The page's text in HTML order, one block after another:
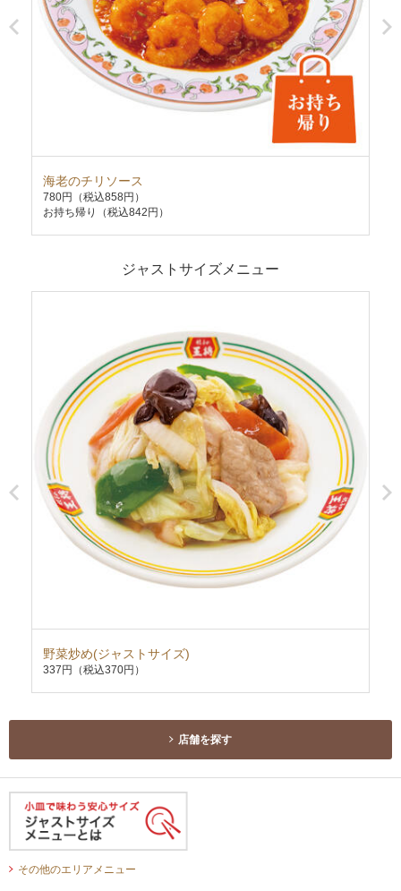
海老のチリソース
780円
（税込858円）
お持ち帰り（税込842円）
ジャストサイズメニュー
野菜炒め(ジャストサイズ)
337円 （税込370円）
店舗を探す
その他のエリアメニュー